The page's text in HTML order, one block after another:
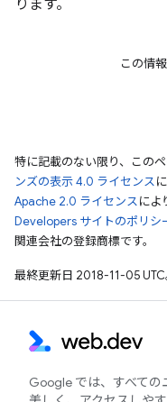
ります。
この情
特に記載のない限り、この
ンズの表示 4.0 ライセンス
Apache 2.0 ライセンスによ
Developers サイトのポリシ
関連会社の登録商標です。
最終更新日 2018-11-05 UTC
Google では、すべての